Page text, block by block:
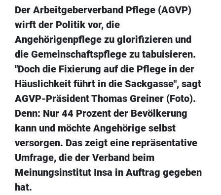
Der Arbeitgeberverband Pflege (AGVP)
wirft der Politik vor, die
Angehörigenpflege zu glorifizieren und
die Gemeinschaftspflege zu tabuisieren.
"Doch die Fixierung auf die Pflege in der
Häuslichkeit führt in die Sackgasse", sagt
AGVP-Präsident Thomas Greiner (Foto).
Denn: Nur 44 Prozent der Bevölkerung
kann und möchte Angehörige selbst
versorgen. Das zeigt eine repräsentative
Umfrage, die der Verband beim
Meinungsinstitut Insa in Auftrag gegeben
hat.